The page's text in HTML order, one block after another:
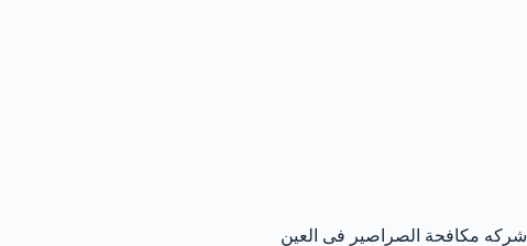
شركه مكافحة الصراصير فى العين